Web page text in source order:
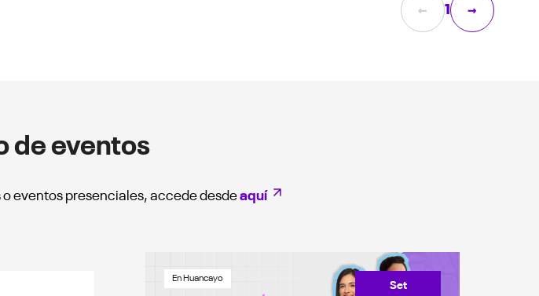
← 1 →
de eventos
eventos presenciales, accede desdeaquí
En Huancayo
Set